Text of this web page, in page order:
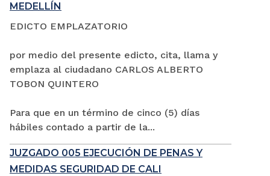
MEDELLÍN
EDICTO EMPLAZATORIO
por medio del presente edicto, cita, llama y
emplaza al ciudadano CARLOS ALBERTO
TOBON QUINTERO
Para que en un término de cinco (5) días
hábiles contado a partir de la...
JUZGADO 005 EJECUCIÓN DE PENAS Y
MEDIDAS SEGURIDAD DE CALI